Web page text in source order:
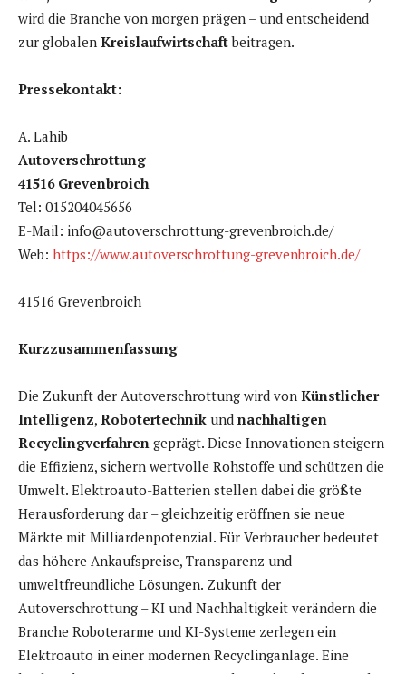
wird die Branche von morgen prägen – und entscheidend
zur globalen Kreislaufwirtschaftbeitragen.
Pressekontakt:
A. Lahib
Autoverschrottung
41516 Grevenbroich
Tel: 015204045656
E-Mail: info@autoverschrottung-grevenbroich.de/
Web: https://www.autoverschrottung-grevenbroich.de/
41516 Grevenbroich
Kurzzusammenfassung
Die Zukunft der Autoverschrottung wird von Künstlicher
Intelligenz, Robotertechnik und nachhaltigen
Recyclingverfahren geprägt. Diese Innovationen steigern
die Effizienz, sichern wertvolle Rohstoffe und schützen die
Umwelt. Elektroauto-Batterien stellen dabei die größte
Herausforderung dar – gleichzeitig eröffnen sie neue
Märkte mit Milliardenpotenzial. Für Verbraucher bedeutet
das höhere Ankaufspreise, Transparenz und
umweltfreundliche Lösungen. Zukunft der
Autoverschrottung – KI und Nachhaltigkeit verändern die
Branche Roboterarme und KI-Systeme zerlegen ein
Elektroauto in einer modernen Recyclinganlage. Eine